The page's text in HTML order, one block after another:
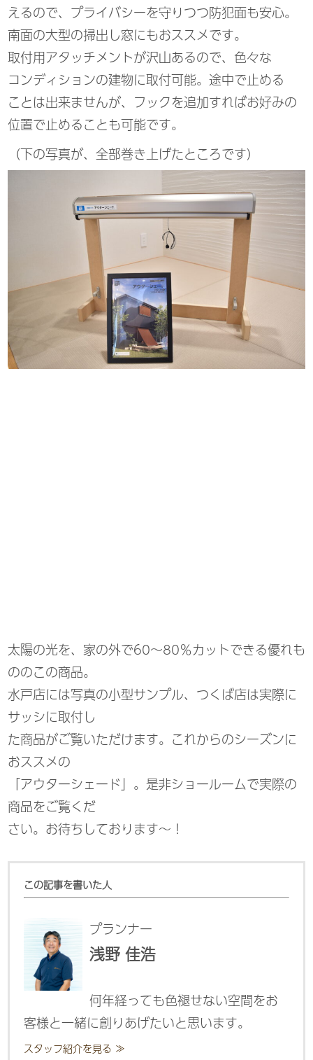
えるので、プライバシーを守りつつ防犯面も安心。
南面の大型の掃出し窓にもおススメです。
取付用アタッチメントが沢山あるので、色々な
コンディションの建物に取付可能。途中で止める
ことは出来ませんが、フックを追加すればお好みの
位置で止めることも可能です。
（下の写真が、全部巻き上げたところです）
太陽の光を、家の外で60～80％カットできる優れも
ののこの商品。
水戸店には写真の小型サンプル、 つくば店は実際に
サッシに取付し
た商品がご覧いただけます。これからのシーズンに
おススメの
「アウターシェード」。是非ショールームで実際の
商品をご覧くだ
さい。お待ちしております～！
この記事を書いた人
プランナー
浅野 佳浩
何年経っても色褪せない空間をお
客様と一緒に創りあげたいと思います。
スタッフ紹介を見る ≫